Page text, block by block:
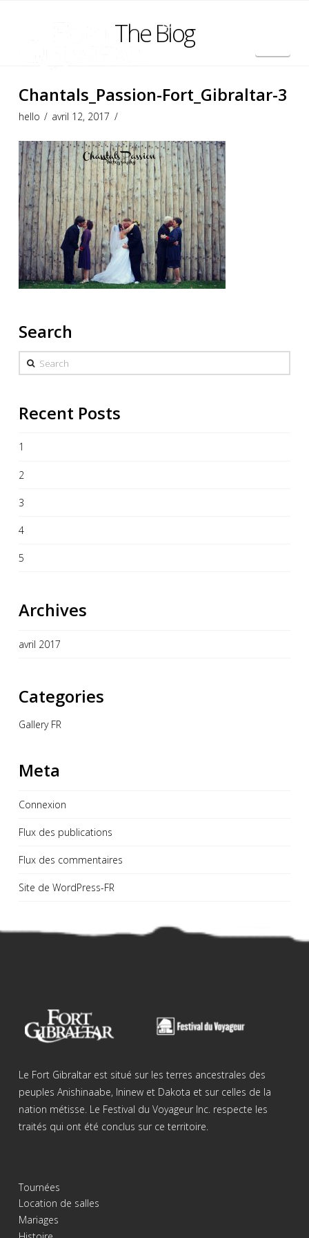
The Blog
Chantals_Passion-Fort_Gibraltar-3
hello avril 12, 2017
Search
Search
Recent Posts
1
2
3
4
5
Archives
avril 2017
Categories
Gallery FR
Meta
Connexion
Flux des publications
Flux des commentaires
Site de WordPress-FR
Le Fort Gibraltar est situé sur les terres ancestrales des
peuples Anishinaabe, Ininew et Dakota et sur celles de la
nation métisse. Le Festival du Voyageur Inc. respecte les
traités qui ont été conclus sur ce territoire.
Tournées
Location de salles
Mariages